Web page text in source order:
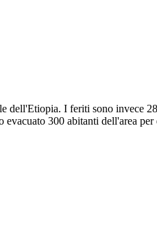
dell'Etiopia. I feriti sono invece
300 abitanti dell'area